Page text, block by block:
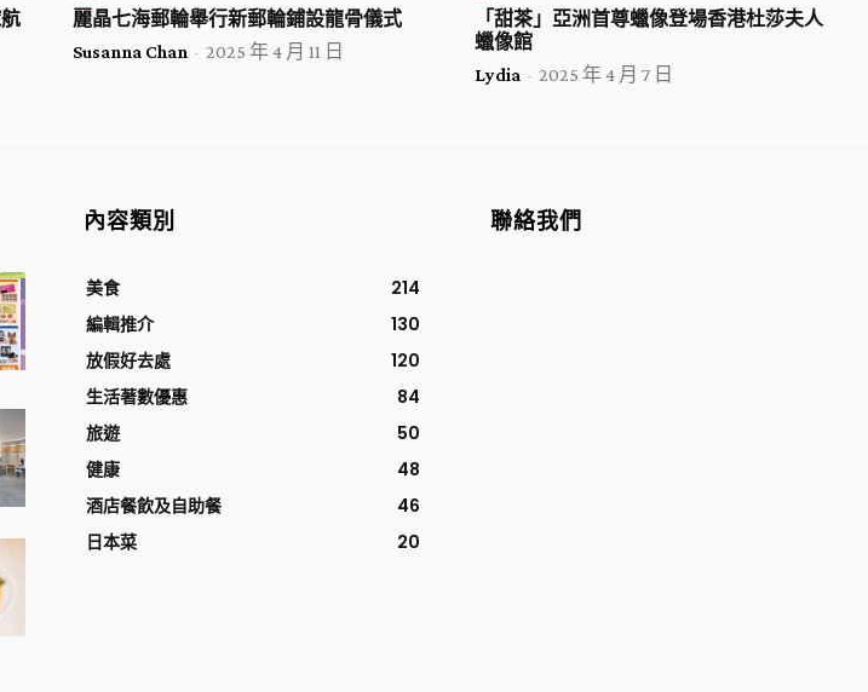
麗晶七海郵輪舉行新郵輪鋪設龍骨儀式
Susanna Chan - 2025 年 4 月 11 日
「甜茶」亞洲首尊蠟像登場香港杜莎夫人
蠟像館
Lydia - 2025 年 4 月 7 日
內容類別
美食
214
編輯推介
130
放假好去處
120
生活著數優惠
84
旅遊
50
健康
48
酒店餐飲及自助餐
46
日本菜
20
聯絡我們